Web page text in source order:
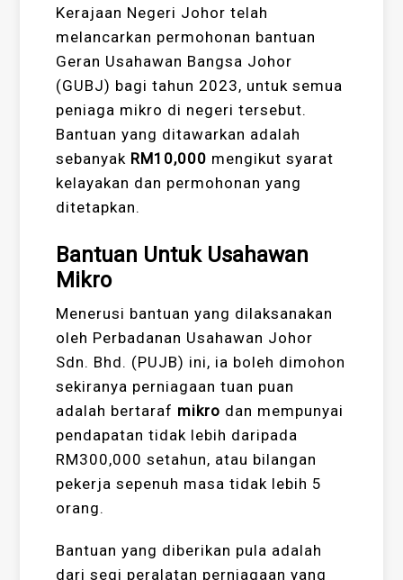
Kerajaan Negeri Johor telah
melancarkan permohonan bantuan
Geran Usahawan Bangsa Johor
(GUBJ) bagi tahun 2023, untuk semua
peniaga mikro di negeri tersebut.
Bantuan yang ditawarkan adalah
sebanyak RM10,000 mengikut syarat
kelayakan dan permohonan yang
ditetapkan.
Bantuan Untuk Usahawan
Mikro
Menerusi bantuan yang dilaksanakan
oleh Perbadanan Usahawan Johor
Sdn. Bhd. (PUJB) ini, ia boleh dimohon
sekiranya perniagaan tuan puan
adalah bertaraf mikro dan mempunyai
pendapatan tidak lebih daripada
RM300,000 setahun, atau bilangan
pekerja sepenuh masa tidak lebih 5
orang.
Bantuan yang diberikan pula adalah
dari segi peralatan perniagaan yang